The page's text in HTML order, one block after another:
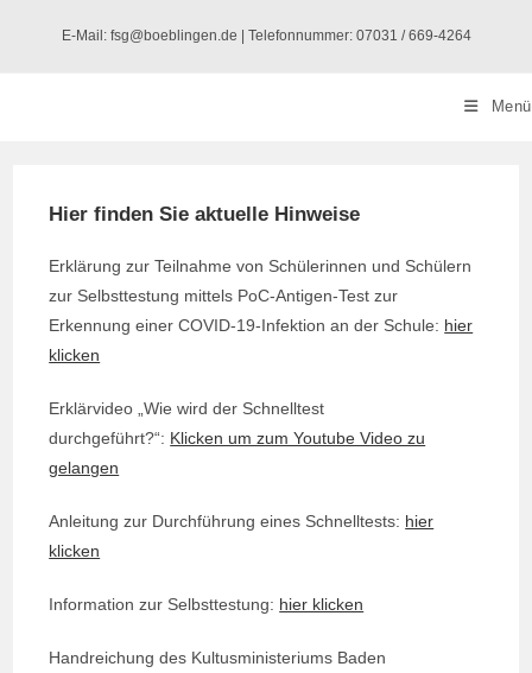
E-Mail: fsg@boeblingen.de | Telefonnummer: 07031 / 669-4264
Menü
Hier finden Sie aktuelle Hinweise
Erklärung zur Teilnahme von Schülerinnen und Schülern
zur Selbsttestung mittels PoC-Antigen-Test zur
Erkennung einer COVID-19-Infektion an der Schule: hier
klicken
Erklärvideo „Wie wird der Schnelltest
durchgeführt?“: Klicken um zum Youtube Video zu
gelangen
Anleitung zur Durchführung eines Schnelltests: hier
klicken
Information zur Selbsttestung: hier klicken
Handreichung des Kultusministeriums Baden